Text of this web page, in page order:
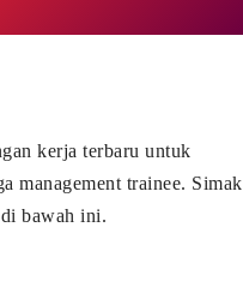
kerja terbaru untuk
management trainee. Simak
bawah ini.